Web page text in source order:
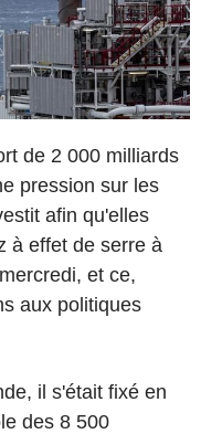
de 2 000 milliards
pression sur les
afin qu'elles
à effet de serre à
et ce,
aux politiques
il s'était fixé en
des 8 500